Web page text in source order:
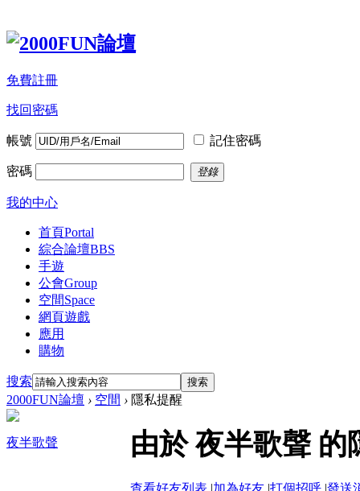
免費註冊
找回密碼
帳號 記住密碼
密碼 登錄
我的中心
首頁Portal
綜合論壇BBS
手遊
公會Group
空間Space
網頁遊戲
應用
購物
搜索 搜索
2000FUN論壇 › 空間 › 隱私提醒
夜半歌聲 由於 夜半歌聲